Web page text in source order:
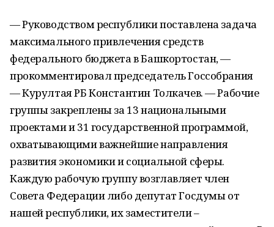
— Руководством республики поставлена задача
максимального привлечения средств
федерального бюджета в Башкортостан, —
прокомментировал председатель Госсобрания
— Курултая РБ Константин Толкачев. — Рабочие
группы закреплены за 13 национальными
проектами и 31 государственной программой,
охватывающими важнейшие направления
развития экономики и социальной сферы.
Каждую рабочую группу возглавляет член
Совета Федерации либо депутат Госдумы от
нашей республики, их заместители –